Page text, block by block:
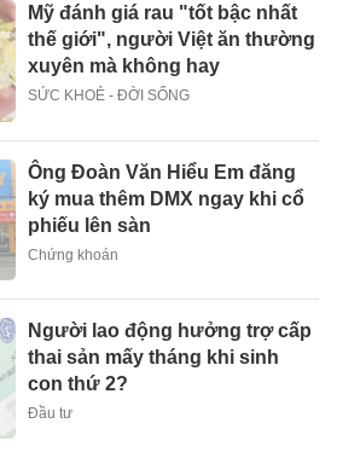
Mỹ đánh giá rau "tốt bậc nhất
thế giới", người Việt ăn thường
xuyên mà không hay
SỨC KHOẺ - ĐỜI SỐNG
Ông Đoàn Văn Hiểu Em đăng
ký mua thêm DMX ngay khi cổ
phiếu lên sàn
Chứng khoán
Người lao động hưởng trợ cấp
thai sản mấy tháng khi sinh
con thứ 2?
Đầu tư